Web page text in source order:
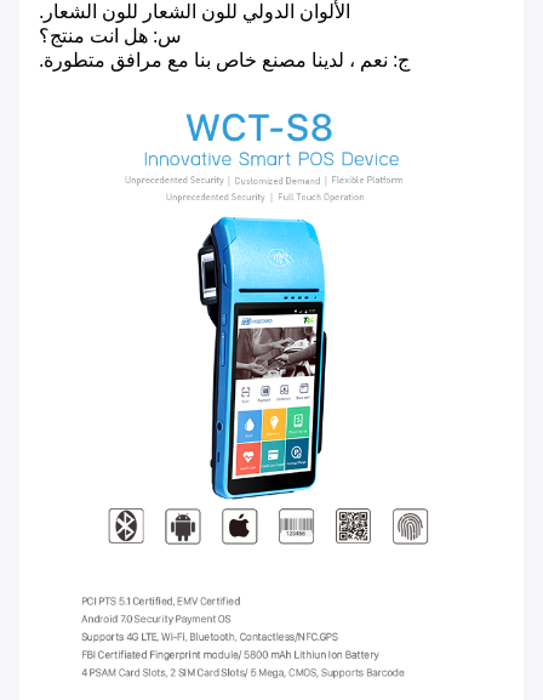
الألوان الدولي للون الشعار للون الشعار.
س: هل انت منتج؟
ج: نعم ، لدينا مصنع خاص بنا مع مرافق متطورة.